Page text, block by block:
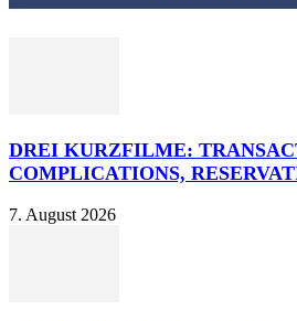
DREI KURZFILME:
COMPLICATIONS,
7. August 2026